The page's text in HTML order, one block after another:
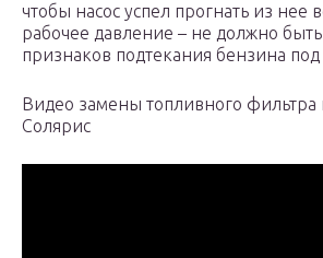
чтобы насос успел прогнать из нее
рабочее давление – не должно
признаков подтекания бензина
Видео замены топливного фильтра
Солярис